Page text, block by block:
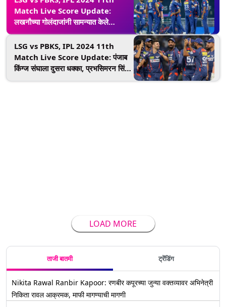
Match Live Score Update:
लखनौच्या गोलंदाजांनी सामन्यात केले
पुनरागमन, धवनपाठोपाठ करणही बाद झाला
LSG vs PBKS, IPL 2024 11th
Match Live Score Update: पंजाब
किंग्ज संघाला दुसरा धक्का, प्रभसिमरन सिंग
LOAD MORE
ताजी बातमी ट्रेंडिंग
Nikita Rawal Ranbir Kapoor: रणबीर कपूरच्या जुन्या वक्तव्यावर अभिनेत्री
निकिता रावल आक्रमक, माफी मागण्याची मागणी